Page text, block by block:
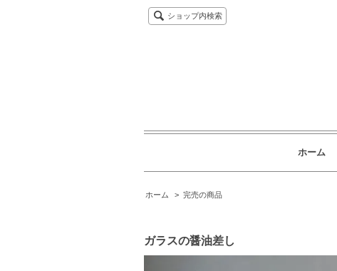
ショップ内検索
ホーム
ホーム > 完売の商品
ガラスの醤油差し